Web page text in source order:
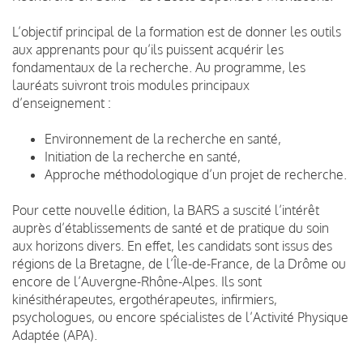
L’objectif principal de la formation est de donner les outils
aux apprenants pour qu’ils puissent acquérir les
fondamentaux de la recherche. Au programme, les
lauréats suivront trois modules principaux
d’enseignement :
Environnement de la recherche en santé,
Initiation de la recherche en santé,
Approche méthodologique d’un projet de recherche.
Pour cette nouvelle édition, la BARS a suscité l’intérêt
auprès d’établissements de santé et de pratique du soin
aux horizons divers. En effet, les candidats sont issus des
régions de la Bretagne, de l’Île-de-France, de la Drôme ou
encore de l’Auvergne-Rhône-Alpes. Ils sont
kinésithérapeutes, ergothérapeutes, infirmiers,
psychologues, ou encore spécialistes de l’Activité Physique
Adaptée (APA).